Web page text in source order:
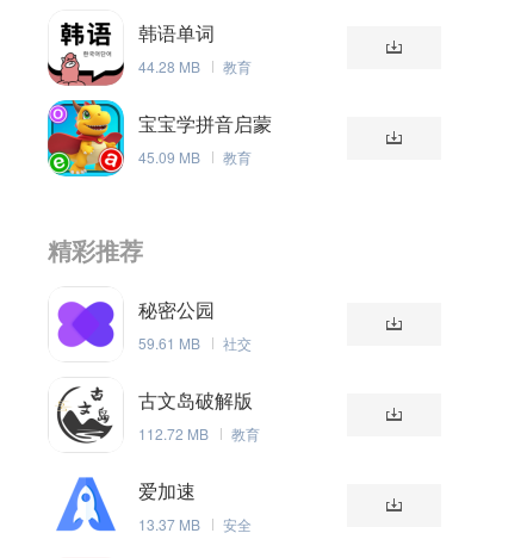
韩语单词
44.28 MB 教育
宝宝学拼音启蒙
45.09 MB 教育
精彩推荐
秘密公园
59.61 MB 社交
古文岛破解版
112.72 MB 教育
爱加速
13.37 MB 安全